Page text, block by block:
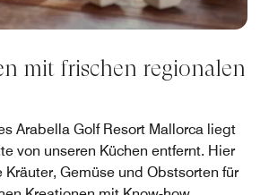
mit frischen regionalen
Arabella Golf Resort Mallorca liegt
von unseren Küchen entfernt. Hier
Kräuter, Gemüse und Obstsorten für